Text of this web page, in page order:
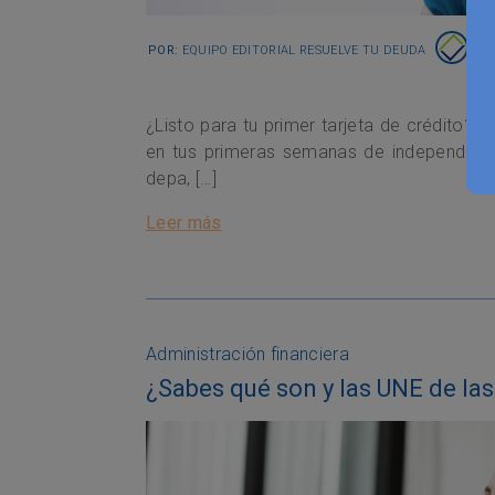
Por: Equipo Editorial Resuelve tu Deuda
¿Listo para tu primer tarjeta de crédito?
en tus primeras semanas de
depa, […]
Leer más
Administración financiera
¿Sabes qué son y las UNE de